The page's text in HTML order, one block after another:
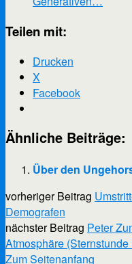
Teilen mit:
Drucken
X
Facebook
Ähnliche Beiträge:
Über den
vorheriger Beitrag
Demografen
nächster Beitrag Peter
Atmosphäre
Scroll
Zum Seitenanfang